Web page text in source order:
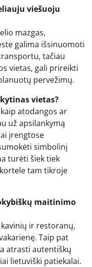
viešuoju
mazgas,
galima išsinuomoti
tačiau
vietas, gali prireikti
pervežimų.
vietas?
atodangos ar
už apsilankymą
įrengtose
simbolinį
turėti šiek tiek
tam tikroje
maitinimo
ir restoranų,
Taip pat
atrasti autentiškų
lietuviški patiekalai.